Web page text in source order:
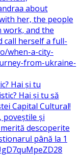
Hai și tu